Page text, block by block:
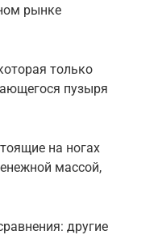
рынке
только
пузыря
на ногах
массой,
другие